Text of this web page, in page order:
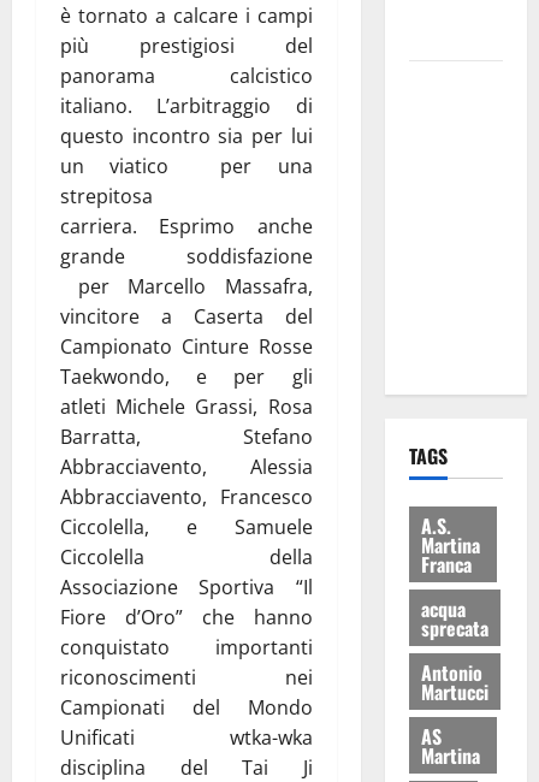
è tornato a calcare i campi
più prestigiosi del
panorama calcistico
italiano. L’arbitraggio di
questo incontro sia per lui
un viatico per una
strepitosa
carriera. Esprimo anche
grande soddisfazione
per Marcello Massafra,
vincitore a Caserta del
Campionato Cinture Rosse
Taekwondo, e per gli
atleti Michele Grassi, Rosa
Barratta, Stefano
Abbracciavento, Alessia
Abbracciavento, Francesco
Ciccolella, e Samuele
Ciccolella della
Associazione Sportiva “Il
Fiore d’Oro” che hanno
conquistato importanti
riconoscimenti nei
Campionati del Mondo
Unificati wtka-wka
disciplina del Tai Ji
TAGS
A.S.
Martina
Franca
acqua
sprecata
Antonio
Martucci
AS
Martina